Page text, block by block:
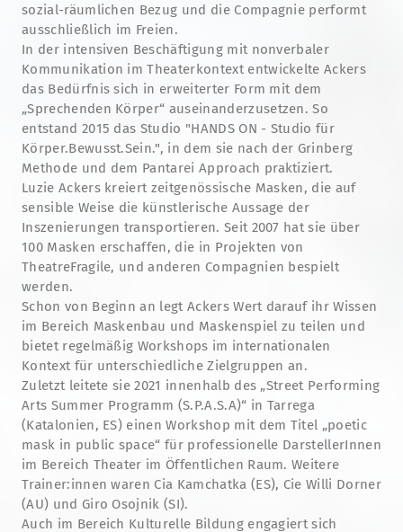
sozial-räumlichen Bezug und die Compagnie performt
ausschließlich im Freien.
In der intensiven Beschäftigung mit nonverbaler
Kommunikation im Theaterkontext entwickelte Ackers
das Bedürfnis sich in erweiterter Form mit dem
„Sprechenden Körper“ auseinanderzusetzen. So
entstand 2015 das Studio "HANDS ON - Studio für
Körper.Bewusst.Sein.", in dem sie nach der Grinberg
Methode und dem Pantarei Approach praktiziert.
Luzie Ackers kreiert zeitgenössische Masken, die auf
sensible Weise die künstlerische Aussage der
Inszenierungen transportieren. Seit 2007 hat sie über
100 Masken erschaffen, die in Projekten von
TheatreFragile, und anderen Compagnien bespielt
werden.
Schon von Beginn an legt Ackers Wert darauf ihr Wissen
im Bereich Maskenbau und Maskenspiel zu teilen und
bietet regelmäßig Workshops im internationalen
Kontext für unterschiedliche Zielgruppen an.
Zuletzt leitete sie 2021 innenhalb des „Street Performing
Arts Summer Programm (S.P.A.S.A)“ in Tarrega
(Katalonien, ES) einen Workshop mit dem Titel „poetic
mask in public space“ für professionelle DarstellerInnen
im Bereich Theater im Öffentlichen Raum. Weitere
Trainer:innen waren Cia Kamchatka (ES), Cie Willi Dorner
(AU) und Giro Osojnik (SI).
Auch im Bereich Kulturelle Bildung engagiert sich